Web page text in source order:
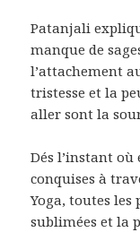
Patanjali
manque de
l’attachement
tristesse et la
aller sont la
Dés l’instant où
conquises à
Yoga, toutes
sublimées et la